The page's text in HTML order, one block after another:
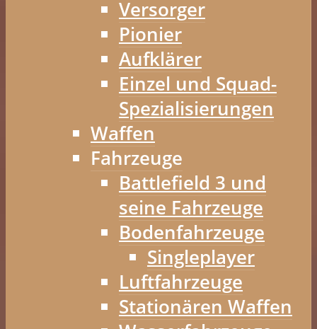
Versorger
Pionier
Aufklärer
Einzel und Squad-
Spezialisierungen
Waffen
Fahrzeuge
Battlefield 3 und
seine Fahrzeuge
Bodenfahrzeuge
Singleplayer
Luftfahrzeuge
Stationären Waffen